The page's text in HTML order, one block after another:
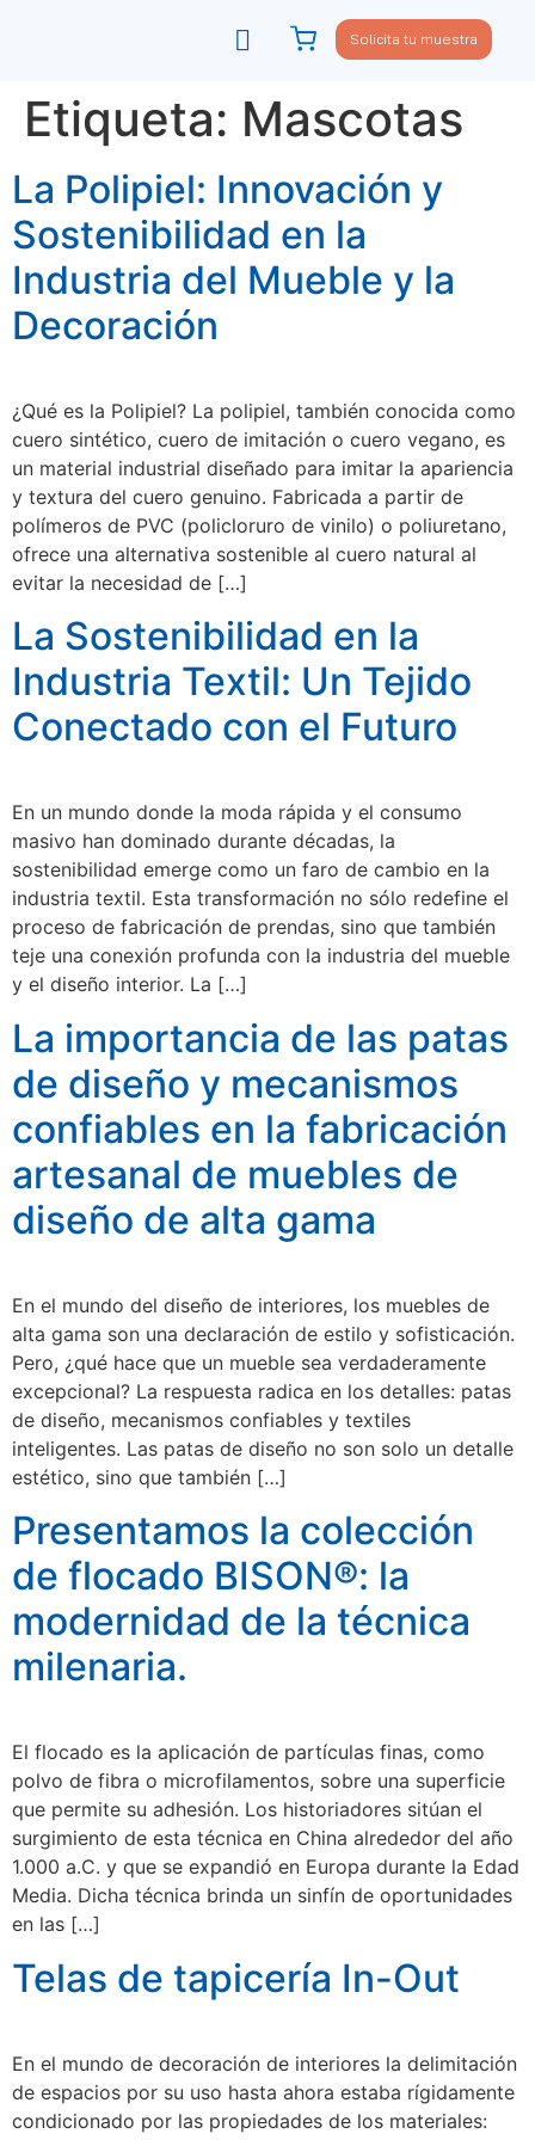
Solicita tu muestra
Etiqueta: Mascotas
La Polipiel: Innovación y
Sostenibilidad en la
Industria del Mueble y la
Decoración
¿Qué es la Polipiel? La polipiel, también conocida como
cuero sintético, cuero de imitación o cuero vegano, es
un material industrial diseñado para imitar la apariencia
y textura del cuero genuino. Fabricada a partir de
polímeros de PVC (policloruro de vinilo) o poliuretano,
ofrece una alternativa sostenible al cuero natural al
evitar la necesidad de […]
La Sostenibilidad en la
Industria Textil: Un Tejido
Conectado con el Futuro
En un mundo donde la moda rápida y el consumo
masivo han dominado durante décadas, la
sostenibilidad emerge como un faro de cambio en la
industria textil. Esta transformación no sólo redefine el
proceso de fabricación de prendas, sino que también
teje una conexión profunda con la industria del mueble
y el diseño interior. La […]
La importancia de las patas
de diseño y mecanismos
confiables en la fabricación
artesanal de muebles de
diseño de alta gama
En el mundo del diseño de interiores, los muebles de
alta gama son una declaración de estilo y sofisticación.
Pero, ¿qué hace que un mueble sea verdaderamente
excepcional? La respuesta radica en los detalles: patas
de diseño, mecanismos confiables y textiles
inteligentes. Las patas de diseño no son solo un detalle
estético, sino que también […]
Presentamos la colección
de flocado BISON®: la
modernidad de la técnica
milenaria.
El flocado es la aplicación de partículas finas, como
polvo de fibra o microfilamentos, sobre una superficie
que permite su adhesión. Los historiadores sitúan el
surgimiento de esta técnica en China alrededor del año
1.000 a.C. y que se expandió en Europa durante la Edad
Media. Dicha técnica brinda un sinfín de oportunidades
en las […]
Telas de tapicería In-Out
En el mundo de decoración de interiores la delimitación
de espacios por su uso hasta ahora estaba rígidamente
condicionado por las propiedades de los materiales: